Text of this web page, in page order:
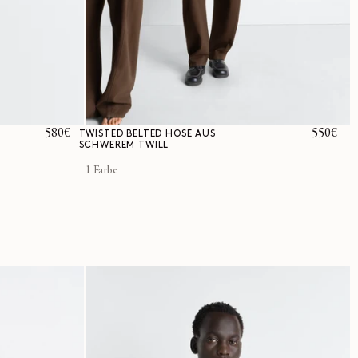
Normaler
580€
TWISTED BELTED HOSE AUS
SCHWEREM TWILL
550€
1 Farbe